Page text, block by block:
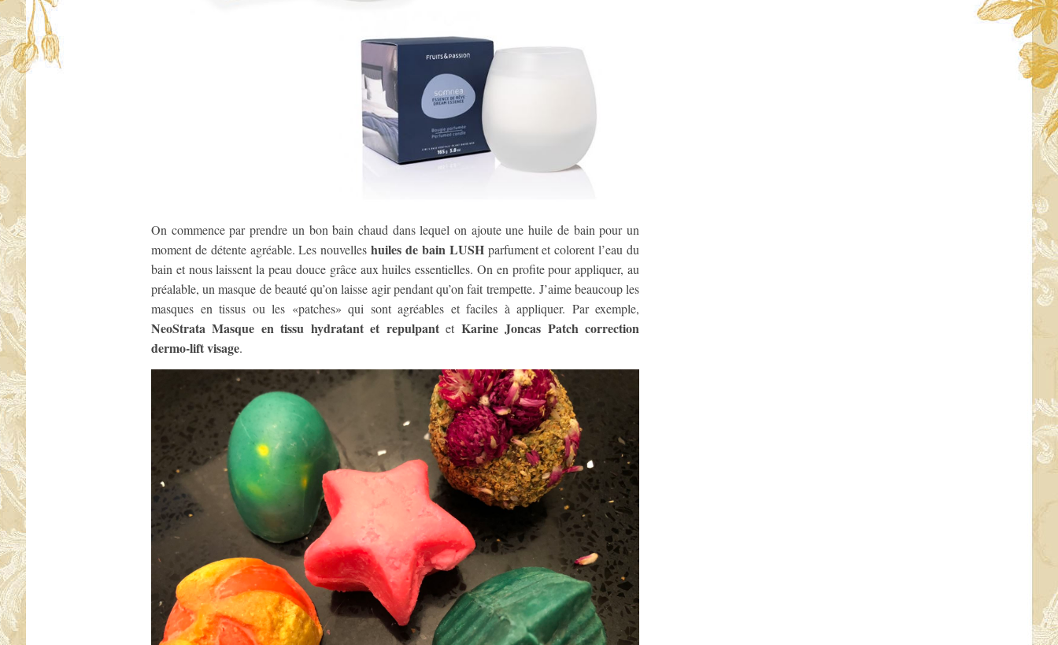
On commence par prendre un bon bain chaud dans lequel on ajoute une huile de bain pour un
moment de détente agréable. Les nouvelleshuiles de bain LUSHparfument et colorent l’eau du
bain et nous laissent la peau douce grâce aux huiles essentielles. On en profite pour appliquer, au
préalable, un masque de beauté qu’on laisse agir pendant qu’on fait trempette. J’aime beaucoup les
masques en tissus ou les «patches» qui sont agréables et faciles à appliquer. Par exemple,
NeoStrata Masque en tissu hydratant et repulpantet Karine Joncas Patch correction
dermo-lift visage.